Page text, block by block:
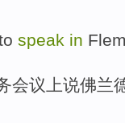
speak in
会议上说佛兰